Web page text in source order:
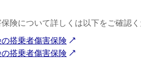
険について詳しくは以下をご確認く
搭乗者傷害保険
搭乗者傷害保険